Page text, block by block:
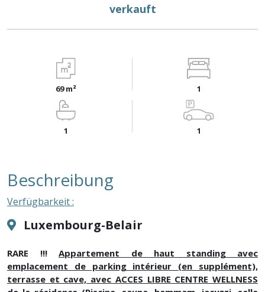
verkauft
69 m² 1
1 1
Beschreibung
Verfügbarkeit :
Luxembourg-Belair
RARE !!! Appartement de haut standing avec
emplacement de parking intérieur (en supplément),
terrasse et cave, avec ACCES LIBRE CENTRE WELLNESS